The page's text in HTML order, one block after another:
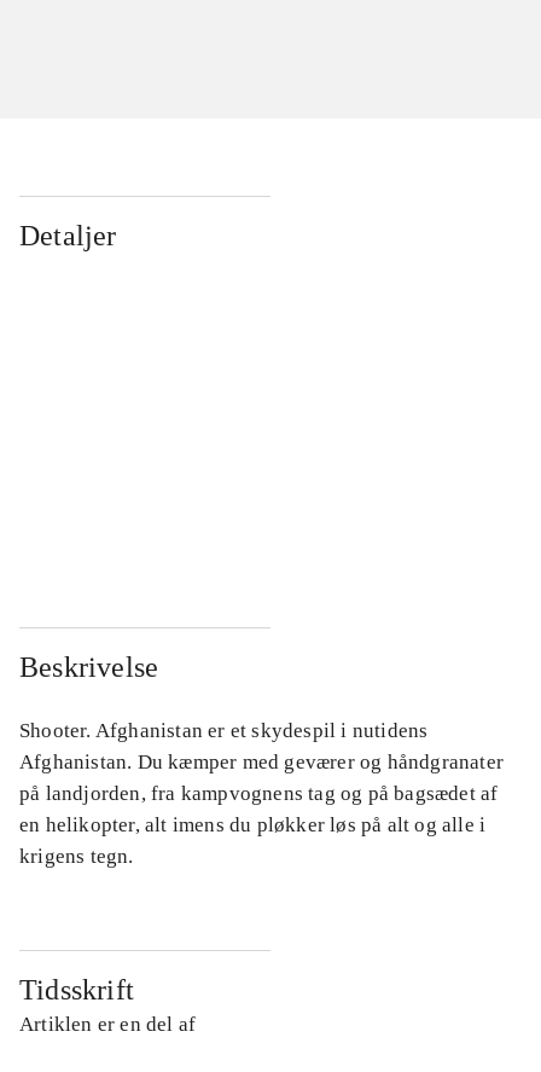
Detaljer
Beskrivelse
Shooter. Afghanistan er et skydespil i nutidens
Afghanistan. Du kæmper med geværer og håndgranater
på landjorden, fra kampvognens tag og på bagsædet af
en helikopter, alt imens du pløkker løs på alt og alle i
krigens tegn.
Tidsskrift
Artiklen er en del af